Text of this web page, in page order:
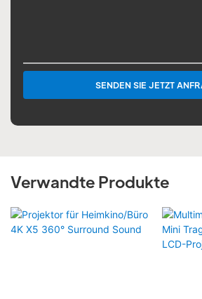
SENDEN SIE JETZT
Verwandte Produkte